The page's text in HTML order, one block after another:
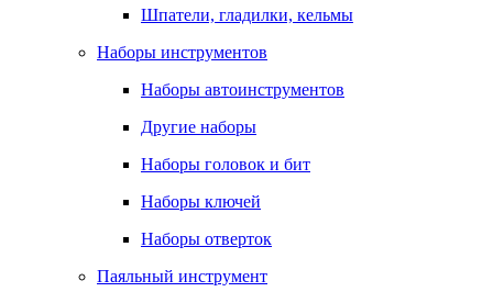
Шпатели, гладилки, кельмы
Наборы инструментов
Наборы автоинструментов
Другие наборы
Наборы головок и бит
Наборы ключей
Наборы отверток
Паяльный инструмент